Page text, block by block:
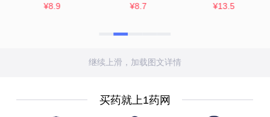
继续上滑，加载图文详情
买药就上1药网